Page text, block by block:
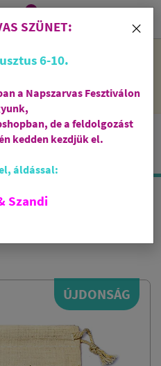
augusztus 6-10 - rendelni lehet
őket.
0
ÚJDONSÁG
×
SZÜNET:
6-10.
a Napszarvas Fesztiválon
de a feldolgozást
kedden kezdjük el.
áldással:
Szandi